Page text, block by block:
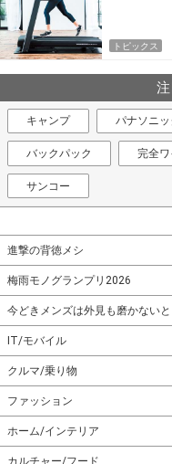
トピックス
キャンプ パナソニッ
バックパック 完全
サンコー
進撃の背徳メシ
梅雨モノグランプリ2026
今どきメンズは外見も磨かないと
IT/モバイル
クルマ/乗り物
ファッション
ホーム/インテリア